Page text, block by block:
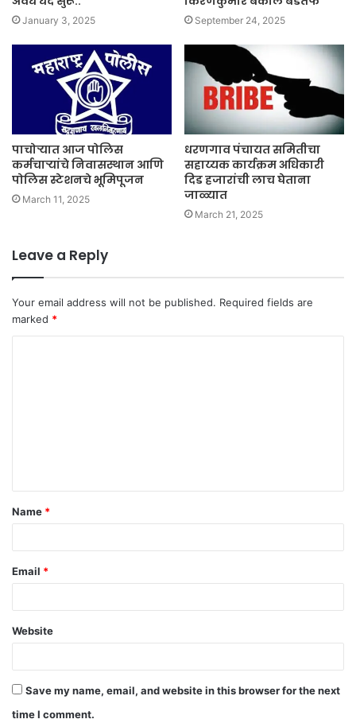
January 3, 2025 September 24, 2025
पाचोऱ्यात आज पोलिस
कर्मचाऱ्यांचे निवासस्थान आणि
पोलिस स्टेशनचे भूमिपूजन
March 11, 2025
धरणगाव पंचायत समितीचा
सहाय्यक कार्यक्रम अधिकारी
दिड हजारांची लाच घेताना
जाळ्यात
March 21, 2025
Leave a Reply
Your email address will not be published. Required fields are
marked *
t
*
Name *
Email *
Website
Save my name, email, and website in this browser for the next
time I comment.